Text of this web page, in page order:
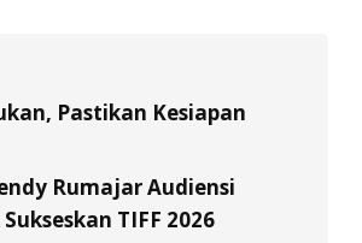
Pastikan Kesiapan
Rumajar Audiensi
TIFF 2026